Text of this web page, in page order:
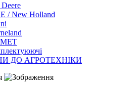
/ New Holland
ДО АГРОТЕХНІКИ